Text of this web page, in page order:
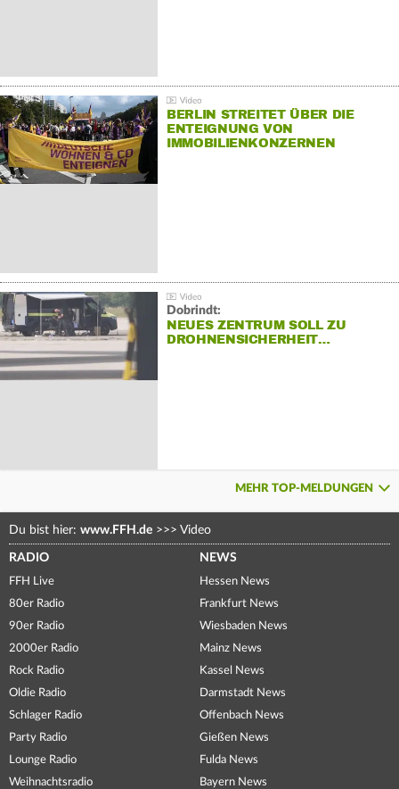
BERLIN STREITET ÜBER DIE
ENTEIGNUNG VON
IMMOBILIENKONZERNEN
Dobrindt:
NEUES ZENTRUM SOLL ZU
DROHNENSICHERHEIT…
MEHR TOP-MELDUNGEN
Du bist hier: www.FFH.de >>> Video
RADIO
FFH Live
80er Radio
90er Radio
2000er Radio
Rock Radio
Oldie Radio
Schlager Radio
Party Radio
Lounge Radio
Weihnachtsradio
NEWS
Hessen News
Frankfurt News
Wiesbaden News
Mainz News
Kassel News
Darmstadt News
Offenbach News
Gießen News
Fulda News
Bayern News